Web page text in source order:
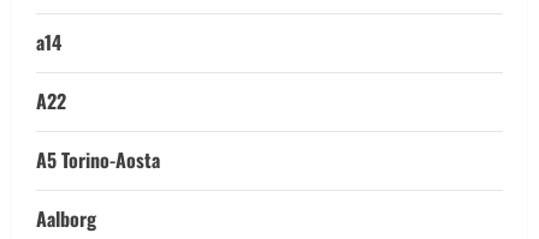
a14
A22
A5 Torino-Aosta
Aalborg